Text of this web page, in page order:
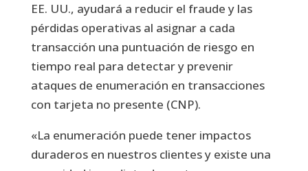
EE. UU., ayudará a reducir el fraude y las
pérdidas operativas al asignar a cada
transacción una puntuación de riesgo en
tiempo real para detectar y prevenir
ataques de enumeración en transacciones
con tarjeta no presente (CNP).
«La enumeración puede tener impactos
duraderos en nuestros clientes y existe una